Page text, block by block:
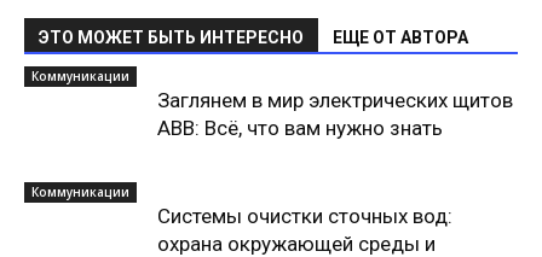
ЭТО МОЖЕТ БЫТЬ ИНТЕРЕСНО ЕЩЕ ОТ АВТОРА
Коммуникации
Заглянем в мир электрических щитов
ABB: Всё, что вам нужно знать
Коммуникации
Системы очистки сточных вод:
охрана окружающей среды и